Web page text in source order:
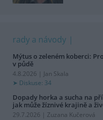
rady a návody
Mýtus o zeleném koberci:
v půdě
4.8.2026 | Jan Skala
Diskuse: 34
Dopady horka a sucha na
jak může žíznivé krajině a
29.7.2026 | Zuzana Kučerová